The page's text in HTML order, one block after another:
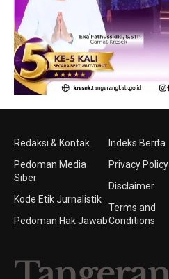
Redaksi & Kontak
Pedoman Media
Siber
Kode Etik Jurnalistik
Pedoman Hak Jawab
Indeks Berita
Privacy Policy
Disclaimer
Terms and
Conditions